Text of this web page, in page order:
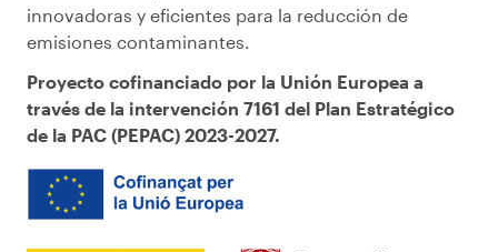
innovadoras y eficientes para la reducción de
emisiones contaminantes.
Proyecto cofinanciado por la Unión Europea a
través de la intervención 7161 del Plan Estratégico
de la PAC (PEPAC) 2023-2027.